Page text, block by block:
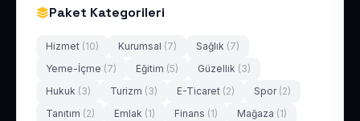
Paket Kategorileri
Hizmet (10) Kurumsal (7) Sağlık (7)
Yeme-İçme (7) Eğitim (5) Güzellik (3)
Hukuk (3) Turizm (3) E-Ticaret (2) Spor (2)
Tanıtım (2) Emlak (1) Finans (1) Mağaza (1)